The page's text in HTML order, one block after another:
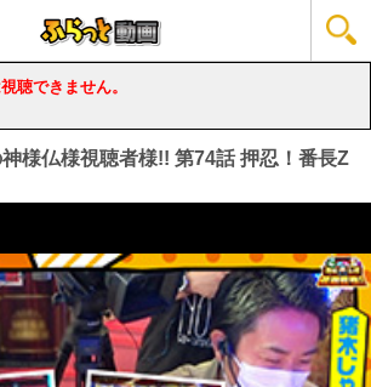
聴できません。
様仏様視聴者様!! 第74話 押忍！番長Z